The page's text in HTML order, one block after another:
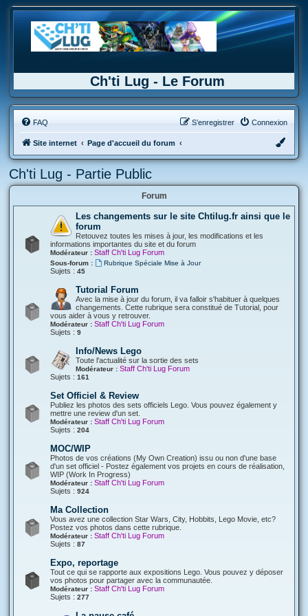
Ch'ti Lug - Le Forum
FAQ Connexion
S’enregistrer
Site internet Page d'accueil du forum
Ch'ti Lug - Partie Public
Forum
Les changements sur le site Chtilug.fr ainsi que le
forum
Retouvez toutes les mises à jour, les modifications et les
informations importantes du site et du forum
Modérateur : Staff Ch'ti Lug Forum
Sous-forum : Rubrique Spéciale Mise à Jour
Sujets : 45
Tutorial Forum
Avec la mise à jour du forum, il va falloir s'habituer à quelques
changements. Cette rubrique sera constitué de Tutorial, pour
vous aider à vous y retrouver.
Modérateur : Staff Ch'ti Lug Forum
Sujets : 9
Info/News Lego
Toute l'actualité sur la sortie des sets
Modérateur : Staff Ch'ti Lug Forum
Sujets : 161
Set Officiel & Review
Publiez les photos des sets officiels Lego. Vous pouvez également y
mettre une review d'un set.
Modérateur : Staff Ch'ti Lug Forum
Sujets : 204
MOC/WIP
Photos de vos créations (My Own Creation) issu ou non d'une base
d'un set officiel - Postez également vos projets en cours de réalisation,
WIP (Work In Progress)
Modérateur : Staff Ch'ti Lug Forum
Sujets : 924
Ma Collection
Vous avez une collection Star Wars, City, Hobbits, Lego Movie, etc?
Postez vos photos dans cette rubrique.
Modérateur : Staff Ch'ti Lug Forum
Sujets : 87
Expo, reportage
Tout ce qui se rapporte aux expositions Lego. Vous pouvez y déposer
vos photos pour partager avec la communautée.
Modérateur : Staff Ch'ti Lug Forum
Sujets : 277